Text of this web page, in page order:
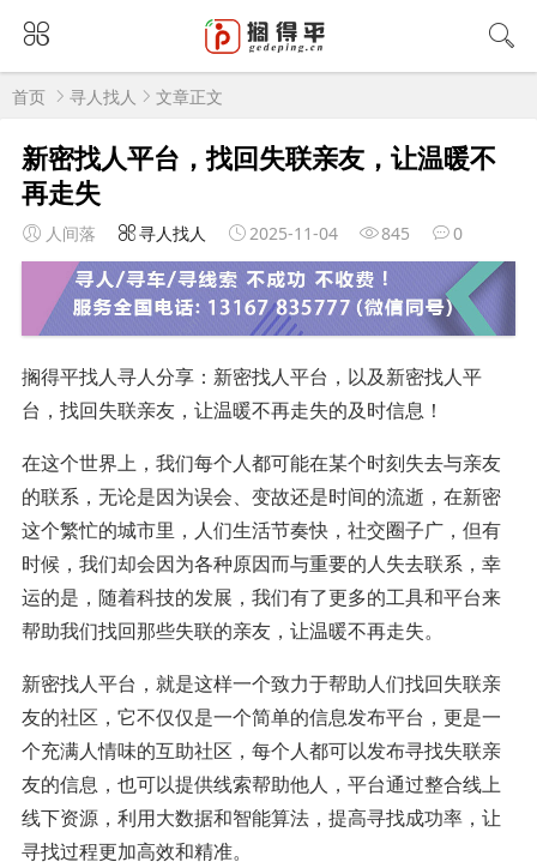
首页 寻人找人 文章正文
新密找人平台，找回失联亲友，让温暖不
再走失
人间落 寻人找人 2025-11-04 845 0
搁得平找人寻人分享：新密找人平台，以及新密找人平
台，找回失联亲友，让温暖不再走失的及时信息！
在这个世界上，我们每个人都可能在某个时刻失去与亲友
的联系，无论是因为误会、变故还是时间的流逝，在新密
这个繁忙的城市里，人们生活节奏快，社交圈子广，但有
时候，我们却会因为各种原因而与重要的人失去联系，幸
运的是，随着科技的发展，我们有了更多的工具和平台来
帮助我们找回那些失联的亲友，让温暖不再走失。
新密找人平台，就是这样一个致力于帮助人们找回失联亲
友的社区，它不仅仅是一个简单的信息发布平台，更是一
个充满人情味的互助社区，每个人都可以发布寻找失联亲
友的信息，也可以提供线索帮助他人，平台通过整合线上
线下资源，利用大数据和智能算法，提高寻找成功率，让
寻找过程更加高效和精准。